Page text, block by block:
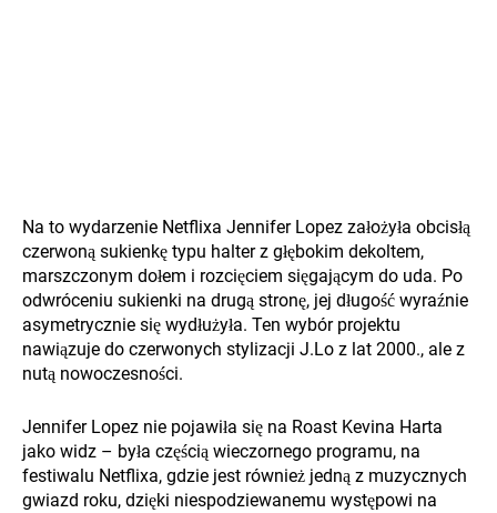
Na to wydarzenie Netflixa Jennifer Lopez założyła obcisłą
czerwoną sukienkę typu halter z głębokim dekoltem,
marszczonym dołem i rozcięciem sięgającym do uda. Po
odwróceniu sukienki na drugą stronę, jej długość wyraźnie
asymetrycznie się wydłużyła. Ten wybór projektu
nawiązuje do czerwonych stylizacji J.Lo z lat 2000., ale z
nutą nowoczesności.
Jennifer Lopez nie pojawiła się na Roast Kevina Harta
jako widz – była częścią wieczornego programu, na
festiwalu Netflixa, gdzie jest również jedną z muzycznych
gwiazd roku, dzięki niespodziewanemu występowi na